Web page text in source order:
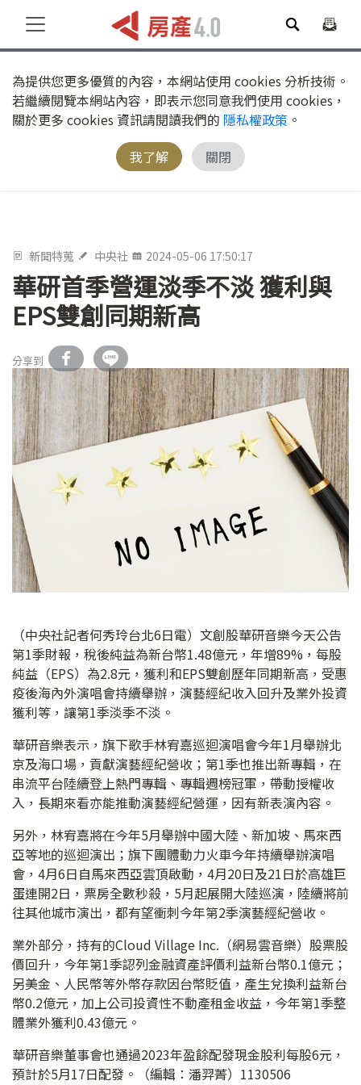
為提供您更多優質的內容，本網站使用 cookies 分析技術。
若繼續閱覽本網站內容，即表示您同意我們使用 cookies，
關於更多 cookies 資訊請閱讀我們的 隱私權政策 。
我了解
關閉
新聞特蒐 中央社 2024-05-06 17:50:17
華研首季營運淡季不淡 獲利與
EPS雙創同期新高
分享到
（中央社記者何秀玲台北6日電）文創股華研音樂今天公告
第1季財報，稅後純益為新台幣1.48億元，年增89%，每股
純益（EPS）為2.8元，獲利和EPS雙創歷年同期新高，受惠
疫後海內外演唱會持續舉辦，演藝經紀收入回升及業外投資
獲利等，讓第1季淡季不淡。
華研音樂表示，旗下歌手林宥嘉巡迴演唱會今年1月舉辦北
京及海口場，貢獻演藝經紀營收；第1季也推出新專輯，在
串流平台陸續登上熱門專輯、專輯週榜冠軍，帶動授權收
入，長期來看亦能推動演藝經紀營運，因有新表演內容。
另外，林宥嘉將在今年5月舉辦中國大陸、新加坡、馬來西
亞等地的巡迴演出；旗下團體動力火車今年持續舉辦演唱
會，4月6日自馬來西亞雲頂啟動，4月20日及21日於高雄巨
蛋連開2日，票房全數秒殺，5月起展開大陸巡演，陸續將前
往其他城市演出，都有望衝刺今年第2季演藝經紀營收。
業外部分，持有的Cloud Village Inc.（網易雲音樂）股票股
價回升，今年第1季認列金融資產評價利益新台幣0.1億元；
另美金、人民幣等外幣存款因台幣貶值，產生兌換利益新台
幣0.2億元，加上公司投資性不動產租金收益，今年第1季整
體業外獲利0.43億元。
華研音樂董事會也通過2023年盈餘配發現金股利每股6元，
預計於5月17日配發。（編輯：潘羿菁）1130506